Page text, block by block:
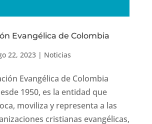
Evangélica de Colombia
22, 2023| Noticias
Evangélica de Colombia
1950, es la entidad que
moviliza y representa a las
cristianas evangélicas,